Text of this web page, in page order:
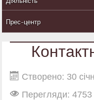
Прес-центр
Створено: 30
Перегляди: 4753